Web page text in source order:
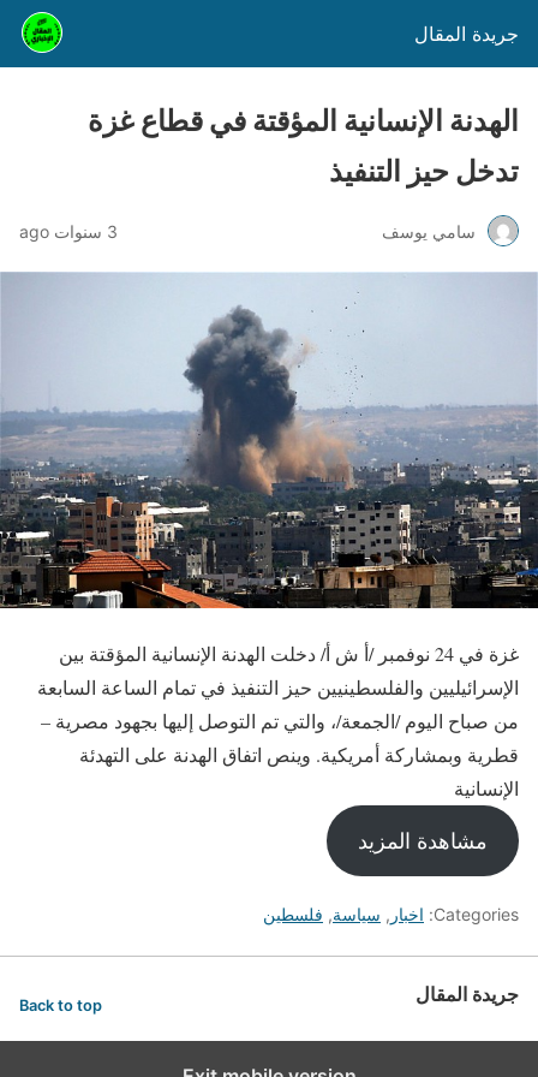
جريدة المقال
الهدنة الإنسانية المؤقتة في قطاع غزة
تدخل حيز التنفيذ
سامي يوسف 3 سنوات ago
غزة في 24 نوفمبر /أ ش أ/ دخلت الهدنة الإنسانية المؤقتة بين
الإسرائيليين والفلسطينيين حيز التنفيذ في تمام الساعة السابعة
من صباح اليوم /الجمعة/، والتي تم التوصل إليها بجهود مصرية –
قطرية وبمشاركة أمريكية. وينص اتفاق الهدنة على التهدئة
الإنسانية
مشاهدة المزيد
Categories: اخبار , سياسة, فلسطين
جريدة المقال Back to top